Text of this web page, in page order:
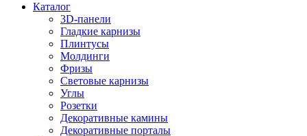
Каталог
3D-панели
Гладкие карнизы
Плинтусы
Молдинги
Фризы
Световые карнизы
Углы
Розетки
Декоративные камины
Декоративные порталы